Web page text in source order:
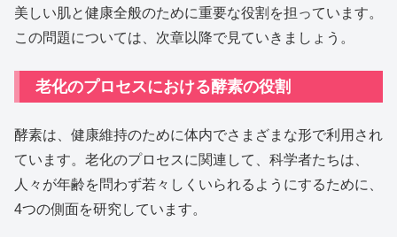
美しい肌と健康全般のために重要な役割を担っています。
この問題については、次章以降で見ていきましょう。
老化のプロセスにおける酵素の役割
酵素は、健康維持のために体内でさまざまな形で利用され
ています。老化のプロセスに関連して、科学者たちは、
人々が年齢を問わず若々しくいられるようにするために、
4つの側面を研究しています。